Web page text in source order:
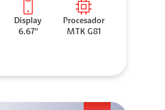
Display
6.67"
Procesador
MTK G81